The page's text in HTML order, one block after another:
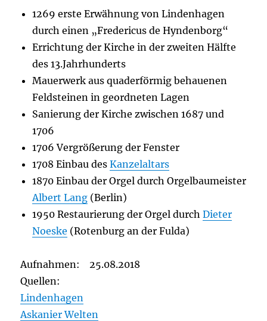
1269 erste Erwähnung von Lindenhagen
durch einen „Fredericus de Hyndenborg“
Errichtung der Kirche in der zweiten Hälfte
des 13.Jahrhunderts
Mauerwerk aus quaderförmig behauenen
Feldsteinen in geordneten Lagen
Sanierung der Kirche zwischen 1687 und
1706
1706 Vergrößerung der Fenster
1708 Einbau desKanzelaltars
1870 Einbau der Orgel durch Orgelbaumeister
Albert Lang (Berlin)
1950 Restaurierung der Orgel durchDieter
Noeske (Rotenburg an der Fulda)
Aufnahmen: 25.08.2018
Quellen:
Lindenhagen
Askanier Welten